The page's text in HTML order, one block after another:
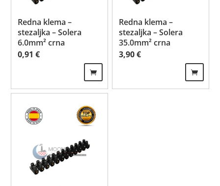
Redna klema –
stezaljka – Solera
6.0mm² crna
0,91€
Redna klema –
stezaljka – Solera
35.0mm² crna
3,90€